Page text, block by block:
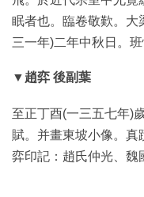
眠者也。臨卷敬歎。大
三一年)二年中秋日。班
▼趙弈 後副葉
至正丁酉(一三五七年)
賦。并畫東坡小像。真
弈印記：趙氏仲光、魏